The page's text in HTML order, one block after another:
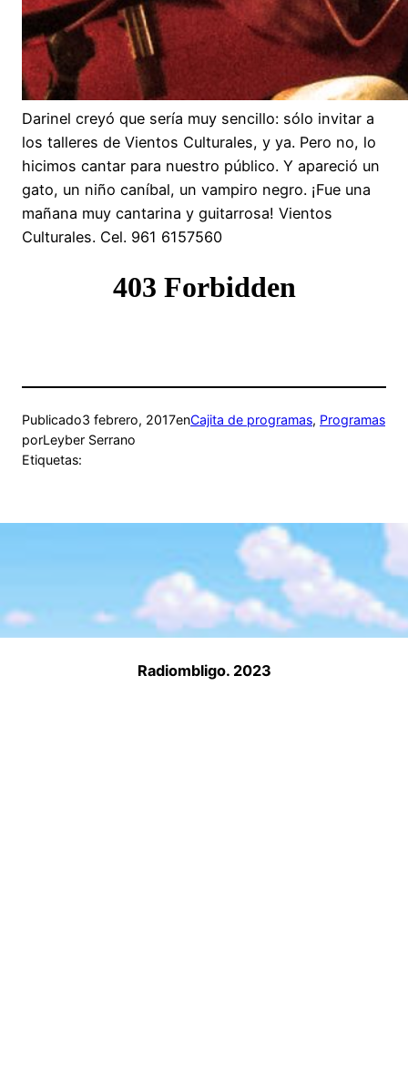
Darinel creyó que sería muy sencillo: sólo invitar a
los talleres de Vientos Culturales, y ya. Pero no, lo
hicimos cantar para nuestro público. Y apareció un
gato, un niño caníbal, un vampiro negro. ¡Fue una
mañana muy cantarina y guitarrosa! Vientos
Culturales. Cel. 961 6157560
Publicado3 febrero, 2017enCajita de programas, Programas
porLeyber Serrano
Etiquetas:
Radiombligo. 2023